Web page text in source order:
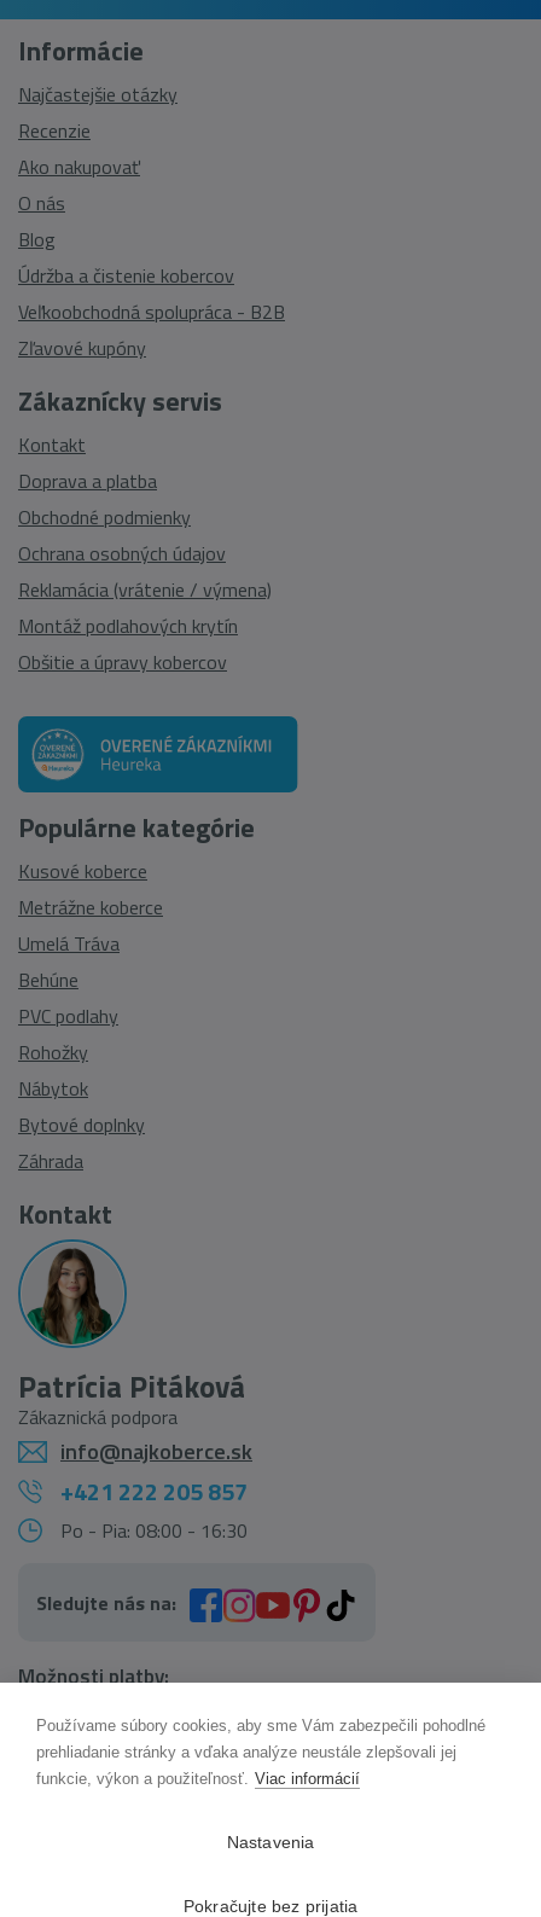
Zákaznícky servis
Kontakt
Doprava a platba
Obchodné podmienky
Ochrana osobných údajov
Reklamácia (vrátenie / výmena)
Montáž podlahových krytín
Obšitie a úpravy kobercov
Informácie
Najčastejšie otázky
Recenzie
Ako nakupovať
O nás
Blog
Údržba a čistenie kobercov
Veľkoobchodná spolupráca - B2B
Zľavové kupóny
Populárne kategórie
Kusové koberce
Metrážne koberce
Umelá Tráva
Behúne
PVC podlahy
Rohožky
Nábytok
Bytové doplnky
Záhrada
Kontakt
Patrícia Pitáková
Zákaznická podpora
info@najkoberce.sk
+421 222 205 857
Po - Pia: 08:00 - 16:30
Sledujte nás na:
Možnosti platby:
Používame súbory cookies, aby sme Vám zabezpečili pohodlné
prehliadanie stránky a vďaka analýze neustále zlepšovali jej
funkcie, výkon a použiteľnosť. Viac informácií
Nastavenia
Pokračujte bez prijatia
AI pomocník Maxík
Online